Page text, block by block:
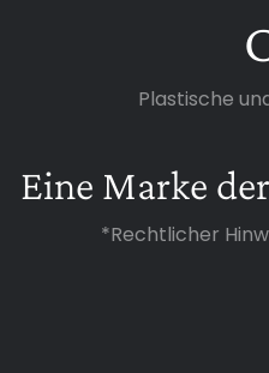
Plastische
Eine Marke
*Rechtlicher